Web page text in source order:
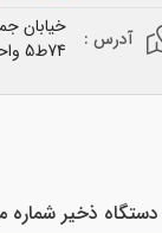
آدرس :
خیابان
74ط5 واحد24
دستگاه ذخیر شماره